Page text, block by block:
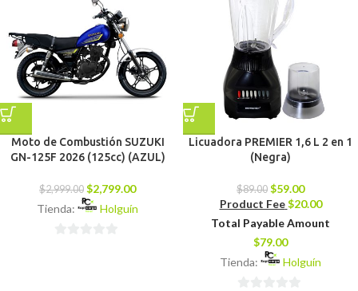
Moto de Combustión SUZUKI
GN-125F 2026 (125cc) (AZUL)
$2,999.00 $2,799.00
Tienda:
Holguín
Licuadora PREMIER 1,6 L 2 en 1
(Negra)
$89.00 $59.00
Product Fee $20.00
Total Payable Amount
$79.00
Tienda:
Holguín